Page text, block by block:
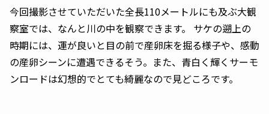
今回撮影させていただいた全長110メートルにも及ぶ大観
察室では、なんと川の中を観察できます。 サケの遡上の
時期には、運が良いと目の前で産卵床を掘る様子や、感動
の産卵シーンに遭遇できるそう。また、青白く輝くサーモ
ンロードは幻想的でとても綺麗なので見どころです。